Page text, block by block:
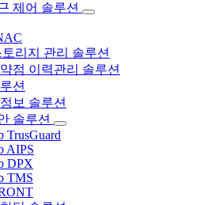
제어 솔루션
리지 관리 솔루션
점 이력관리 솔루션
션
보 솔루션
솔루션
TrusGuard
AIPS
DPX
TMS